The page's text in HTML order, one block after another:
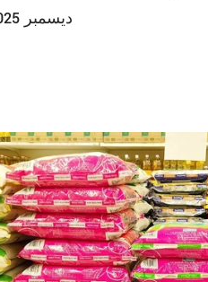
19 ديسمبر 2025